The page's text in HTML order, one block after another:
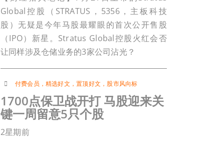
Global控股（STRATUS，5356，主板科技
股）无疑是今年马股最耀眼的首次公开售股
（IPO）新星。Stratus Global控股火红会否
让同样涉及仓储业务的3家公司沾光？
付费会员 ，精选好文 ，置顶好文 ， 股市风向标
1700点保卫战开打 马股迎来关
键一周留意5只个股
2星期前